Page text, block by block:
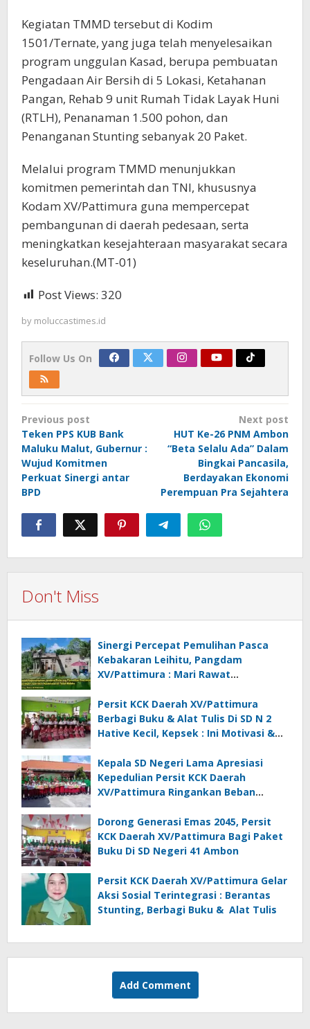
Kegiatan TMMD tersebut di Kodim
1501/Ternate, yang juga telah menyelesaikan
program unggulan Kasad, berupa pembuatan
Pengadaan Air Bersih di 5 Lokasi, Ketahanan
Pangan, Rehab 9 unit Rumah Tidak Layak Huni
(RTLH), Penanaman 1.500 pohon, dan
Penanganan Stunting sebanyak 20 Paket.
Melalui program TMMD menunjukkan
komitmen pemerintah dan TNI, khususnya
Kodam XV/Pattimura guna mempercepat
pembangunan di daerah pedesaan, serta
meningkatkan kesejahteraan masyarakat secara
keseluruhan.(MT-01)
Post Views: 320
by moluccastimes.id
Follow Us On
Post
navigation
Previous post
Teken PPS KUB Bank
Maluku Malut, Gubernur :
Wujud Komitmen
Perkuat Sinergi antar
BPD
Next post
HUT Ke-26 PNM Ambon
“Beta Selalu Ada” Dalam
Bingkai Pancasila,
Berdayakan Ekonomi
Perempuan Pra Sejahtera
Don't Miss
Sinergi Percepat Pemulihan Pasca
Kebakaran Leihitu, Pangdam
XV/Pattimura : Mari Rawat
Persit KCK Daerah XV/Pattimura
Berbagi Buku & Alat Tulis Di SD N 2
Hative Kecil, Kepsek : Ini Motivasi &
Kepala SD Negeri Lama Apresiasi
Kepedulian Persit KCK Daerah
XV/Pattimura Ringankan Beban
Dorong Generasi Emas 2045, Persit
KCK Daerah XV/Pattimura Bagi Paket
Buku Di SD Negeri 41 Ambon
Persit KCK Daerah XV/Pattimura Gelar
Aksi Sosial Terintegrasi : Berantas
Stunting, Berbagi Buku & Alat Tulis
Add Comment